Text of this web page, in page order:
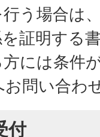
う場合は
証明する
方には条件
お問い合わ
付